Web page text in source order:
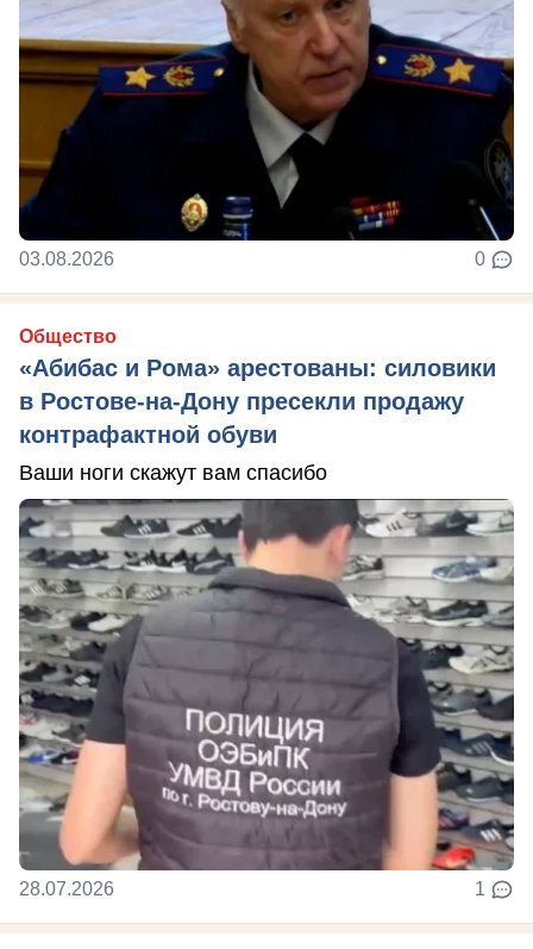
03.08.2026 0
Общество
«Абибас и Рома» арестованы: силовики
в Ростове-на-Дону пресекли продажу
контрафактной обуви
Ваши ноги скажут вам спасибо
28.07.2026 1